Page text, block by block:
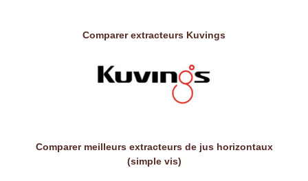
Comparer extracteurs Kuvings
Comparer meilleurs extracteurs de jus horizontaux
(simple vis)